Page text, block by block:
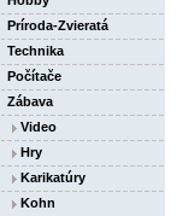
Príroda-Zvieratá
Technika
Počítače
Zábava
Video
Hry
Karikatúry
Kohn